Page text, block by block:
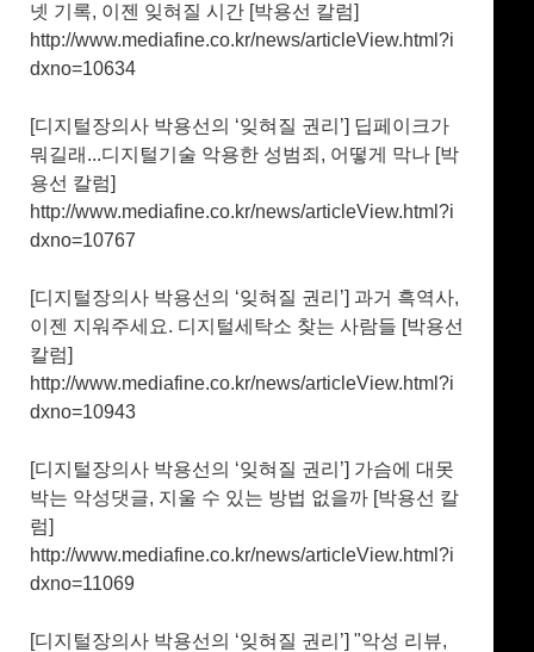
넷 기록, 이젠 잊혀질 시간 [박용선 칼럼]
http://www.mediafine.co.kr/news/articleView.html?i
dxno=10634
[디지털장의사 박용선의 ‘잊혀질 권리’] 딥페이크가
뭐길래...디지털기술 악용한 성범죄, 어떻게 막나 [박
용선 칼럼]
http://www.mediafine.co.kr/news/articleView.html?i
dxno=10767
[디지털장의사 박용선의 ‘잊혀질 권리’] 과거 흑역사,
이젠 지워주세요. 디지털세탁소 찾는 사람들 [박용선
칼럼]
http://www.mediafine.co.kr/news/articleView.html?i
dxno=10943
[디지털장의사 박용선의 ‘잊혀질 권리’] 가슴에 대못
박는 악성댓글, 지울 수 있는 방법 없을까 [박용선 칼
럼]
http://www.mediafine.co.kr/news/articleView.html?i
dxno=11069
[디지털장의사 박용선의 ‘잊혀질 권리’] "악성 리뷰,